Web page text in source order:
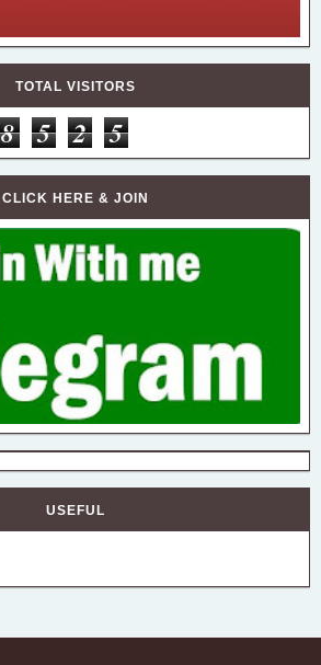
TOTAL VISITORS
8 5 2 5
CLICK HERE & JOIN
USEFUL